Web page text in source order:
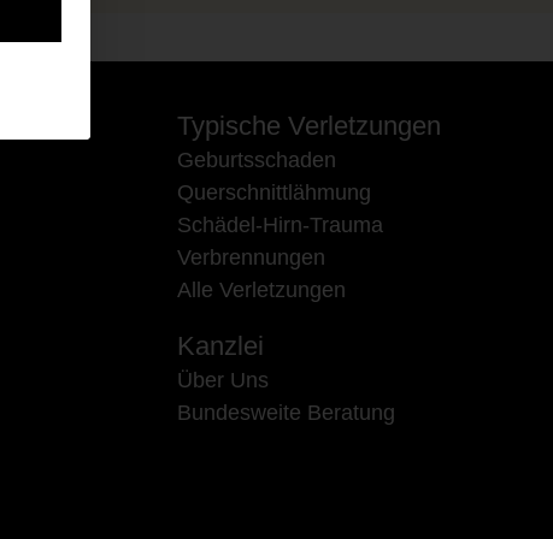
Typische Verletzungen
Geburtsschaden
Querschnittlähmung
Schädel-Hirn-Trauma
Verbrennungen
Alle Verletzungen
Kanzlei
Über Uns
Bundesweite Beratung